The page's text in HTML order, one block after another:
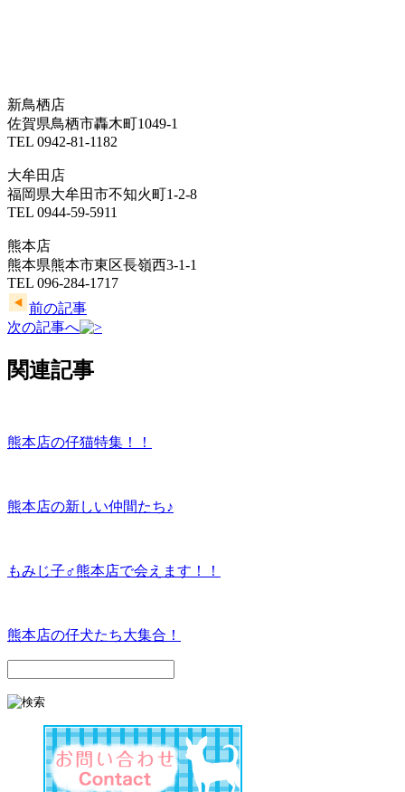
新鳥栖店
佐賀県鳥栖市轟木町1049-1
TEL 0942-81-1182
大牟田店
福岡県大牟田市不知火町1-2-8
TEL 0944-59-5911
熊本店
熊本県熊本市東区長嶺西3-1-1
TEL 096-284-1717
前の記事
次の記事へ
関連記事
熊本店の仔猫特集！！
熊本店の新しい仲間たち♪
もみじ子♂熊本店で会えます！！
熊本店の仔犬たち大集合！